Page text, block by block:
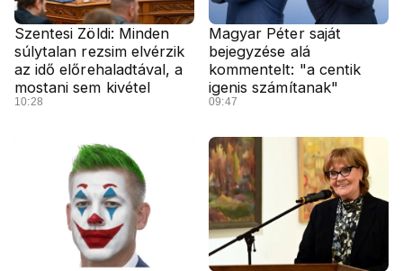
Szentesi Zöldi: Minden
súlytalan rezsim elvérzik
az idő előrehaladtával, a
mostani sem kivétel
10:28
Magyar Péter saját
bejegyzése alá
kommentelt: "a centik
igenis számítanak"
09:47